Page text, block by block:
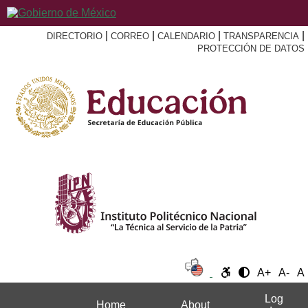
DIRECTORIO CORREO CALENDARIO TRANSPARENCIA
PROTECCIÓN DE DATOS
A+ A- A
Home About
Log